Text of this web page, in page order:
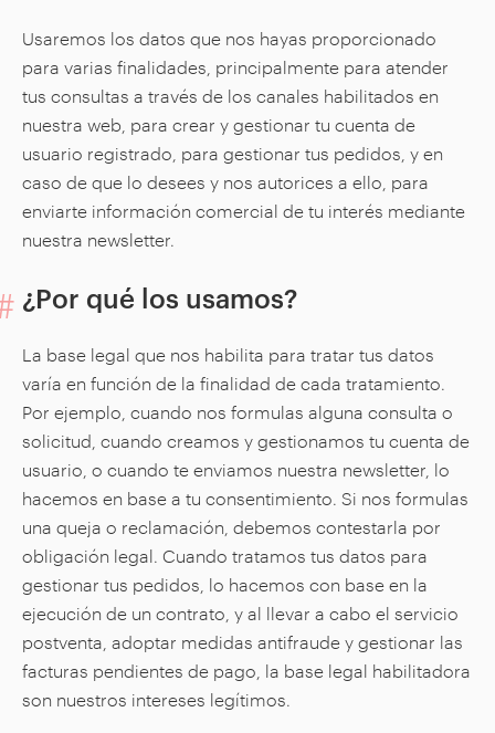
Usaremos los datos que nos hayas proporcionado
para varias finalidades, principalmente para atender
tus consultas a través de los canales habilitados en
nuestra web, para crear y gestionar tu cuenta de
usuario registrado, para gestionar tus pedidos, y en
caso de que lo desees y nos autorices a ello, para
enviarte información comercial de tu interés mediante
nuestra newsletter.
¿Por qué los usamos?
La base legal que nos habilita para tratar tus datos
varía en función de la finalidad de cada tratamiento.
Por ejemplo, cuando nos formulas alguna consulta o
solicitud, cuando creamos y gestionamos tu cuenta de
usuario, o cuando te enviamos nuestra newsletter, lo
hacemos en base a tu consentimiento. Si nos formulas
una queja o reclamación, debemos contestarla por
obligación legal. Cuando tratamos tus datos para
gestionar tus pedidos, lo hacemos con base en la
ejecución de un contrato, y al llevar a cabo el servicio
postventa, adoptar medidas antifraude y gestionar las
facturas pendientes de pago, la base legal habilitadora
son nuestros intereses legítimos.